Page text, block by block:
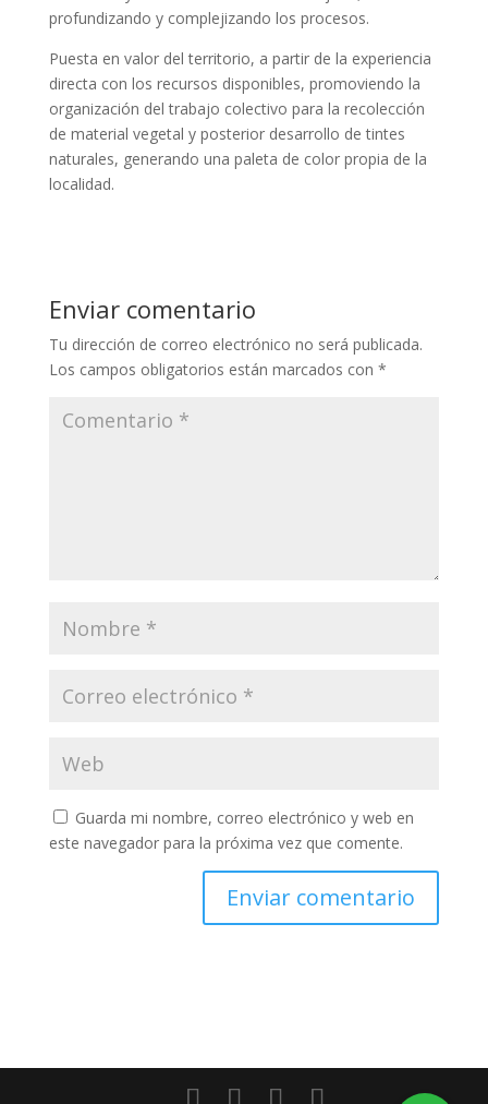
profundizando y complejizando los procesos.
Puesta en valor del territorio, a partir de la experiencia
directa con los recursos disponibles, promoviendo la
organización del trabajo colectivo para la recolección
de material vegetal y posterior desarrollo de tintes
naturales, generando una paleta de color propia de la
localidad.
Enviar comentario
Tu dirección de correo electrónico no será publicada.
Los campos obligatorios están marcados con *
Guarda mi nombre, correo electrónico y web en
este navegador para la próxima vez que comente.